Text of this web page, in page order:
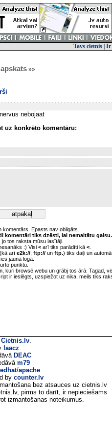
Tavs cietnis Ir
»»
nebojaat
uz konkrēto komentāru:
Epasts nav obligāts.
komentāri tiks dzēsti, lai nemaitātu gaisu.
tos raksta mūsu lasītāji.
:) Visi < arī tiks parādīti kā <
(kā arī e2k:// ftp:// un ftp.) tiks daiļi un
jaunā logā.
punktu.
kuri browsē webu un grābj tos ārā. Tagad,
ir ieslēgts, uzspiežot uz nika, meils tiks
Cietnis.lv.
laacz
DEAC
m79
/apache
by counter.lv
bez atsauces uz cietnis.lv
pirms to darīt, ir nepieciešams
izmantošanas noteikumus.